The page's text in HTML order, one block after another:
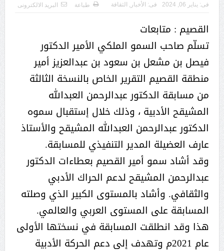
فى: يناير 06, 2024 فى: الأخبار , الثقافة طباعة البريد الالكترونى
القصيم : متابعات
تسلّم صاحب السمو الملكي الأمير الدكتور
فيصل بن مشعل بن سعود بن عبدالعزيز أمير
منطقة القصيم التقرير الخاص بالنسخة الثالثة
من مسابقة الدكتور عبدالرحمن العبدالله
المشيقح الأدبية ، وذلك خلال إستقبال سموه
الدكتور عبدالرحمن العبدالله المشيقح والأستاذ
عارف العضيلة المدير التنفيذي للمسابقة.
وقد أشاد سمو أمير القصيم بعطاءات الدكتور
عبدالرحمن المشيقح لدعم الحراك الأدبي
والثقافي. وأشاد بالمستوى الكبير الذي وصلته
المسابقة على المستوى العربي والعالمي.
هذا وقد انطلقت المسابقة في نسختها الأولى
عام 2021م وتهدف إلى دعم الحركة الأدبية